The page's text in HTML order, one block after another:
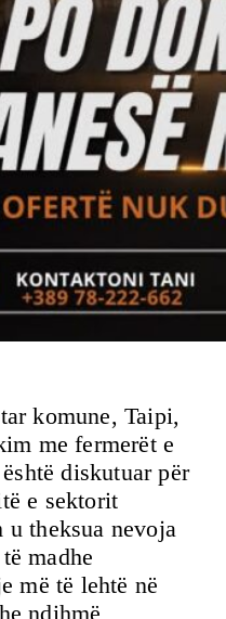
komune, Taipi,
me fermerët e
diskutuar për
e sektorit
theksua nevoja
madhe
më të lehtë në
ndihmë